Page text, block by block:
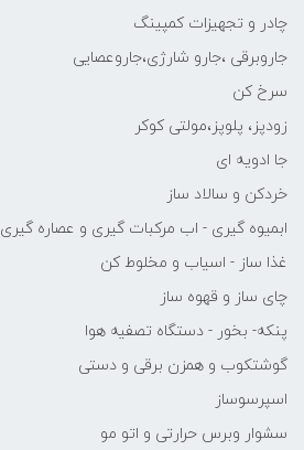
چادر و تجهیزات کمپینگ
جاروبرقی ،جارو شارژی،جاروعصایی
سرخ کن
زودپز، پلوپز،مولتی کوکر
جا ادویه ای
خردکن و سالاد ساز
ابمیوه گیری - اب مرکبات گیری و عصاره گیری
غذا ساز - اسیاب و مخلوط کن
چای ساز و قهوه ساز
پنکه- بخور - دستگاه تصفیه هوا
گوشتکوب و همزن برقی و دستی
اسپرسوساز
سشوار وبرس حرارتی و اتو مو